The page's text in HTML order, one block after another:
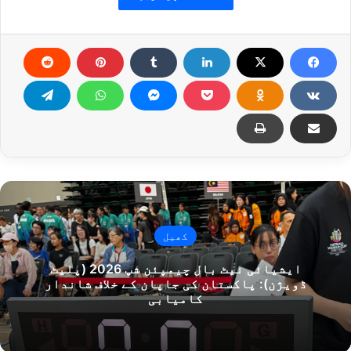
کھیل
ایشیائی نیٹ بال چیمپئن شپ 2026 (پلیٹ
ڈویژن): پاکستان کی جاپان کے خلاف شاندار
کامیابی